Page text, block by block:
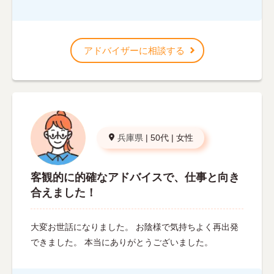
アドバイザーに相談する
兵庫県 | 50代 | 女性
客観的に的確なアドバイスで、仕事と向き
合えました！
大変お世話になりました。 お陰様で気持ちよく再出発
できました。 本当にありがとうございました。